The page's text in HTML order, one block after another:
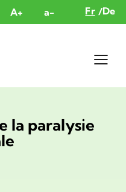
A+ a- Fr De
la paralysie